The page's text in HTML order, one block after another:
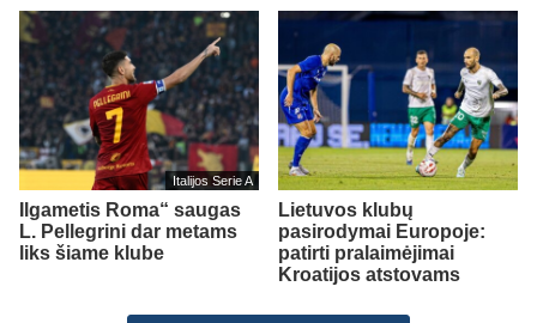
Italijos Serie A
Ilgametis Roma“ saugas
L. Pellegrini dar metams
liks šiame klube
Lietuvos klubų
pasirodymai Europoje:
patirti pralaimėjimai
Kroatijos atstovams